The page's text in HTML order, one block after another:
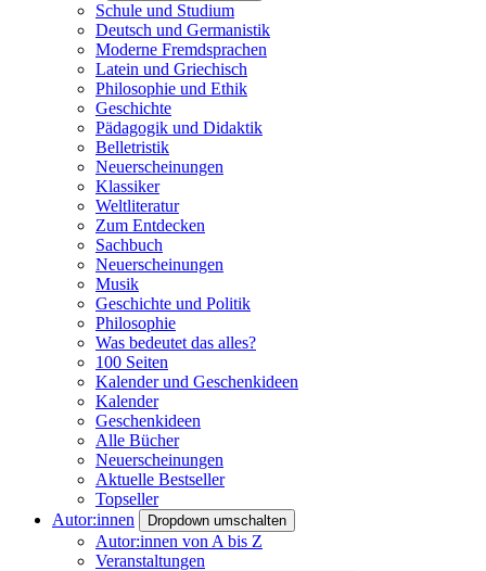
Schule und Studium
Deutsch und Germanistik
Moderne Fremdsprachen
Latein und Griechisch
Philosophie und Ethik
Geschichte
Pädagogik und Didaktik
Belletristik
Neuerscheinungen
Klassiker
Weltliteratur
Zum Entdecken
Sachbuch
Neuerscheinungen
Musik
Geschichte und Politik
Philosophie
Was bedeutet das alles?
100 Seiten
Kalender und Geschenkideen
Kalender
Geschenkideen
Alle Bücher
Neuerscheinungen
Aktuelle Bestseller
Topseller
Autor:innen
Dropdown umschalten
Autor:innen von A bis Z
Veranstaltungen